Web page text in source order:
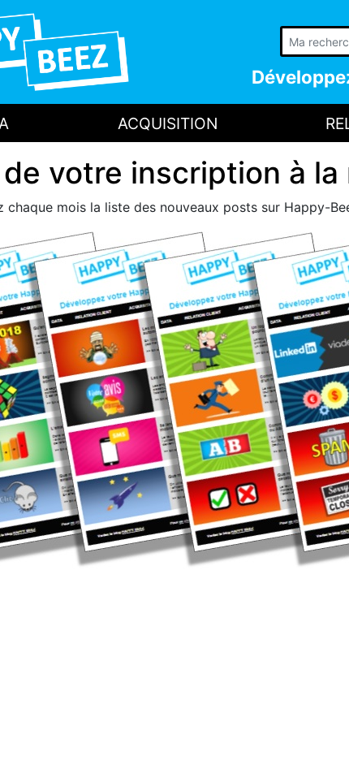
ACQUISITION
votre inscription à
chaque mois la liste des nouveaux posts sur Happy-